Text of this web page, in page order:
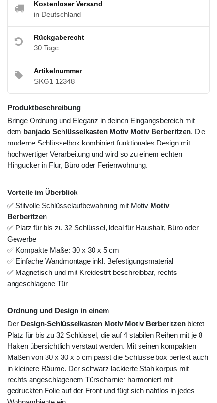
Kostenloser Versand
in Deutschland
Rückgaberecht
30 Tage
Artikelnummer
SKG1 12348
Produktbeschreibung
Bringe Ordnung und Eleganz in deinen Eingangsbereich mit
dem banjado Schlüsselkasten Motiv Motiv Berberitzen. Die
moderne Schlüsselbox kombiniert funktionales Design mit
hochwertiger Verarbeitung und wird so zu einem echten
Hingucker in Flur, Büro oder Ferienwohnung.
Vorteile im Überblick
✅ Stilvolle Schlüsselaufbewahrung mit Motiv Motiv
Berberitzen
✅ Platz für bis zu 32 Schlüssel, ideal für Haushalt, Büro oder
Gewerbe
✅ Kompakte Maße: 30 x 30 x 5 cm
✅ Einfache Wandmontage inkl. Befestigungsmaterial
✅ Magnetisch und mit Kreidestift beschreibbar, rechts
angeschlagene Tür
Ordnung und Design in einem
Der Design-Schlüsselkasten Motiv Motiv Berberitzen bietet
Platz für bis zu 32 Schlüssel, die auf 4 stabilen Reihen mit je 8
Haken übersichtlich verstaut werden. Mit seinen kompakten
Maßen von 30 x 30 x 5 cm passt die Schlüsselbox perfekt auch
in kleinere Räume. Der schwarz lackierte Stahlkorpus mit
rechts angeschlagenem Türscharnier harmoniert mit
gedruckten Folie auf der Front und fügt sich nahtlos in jedes